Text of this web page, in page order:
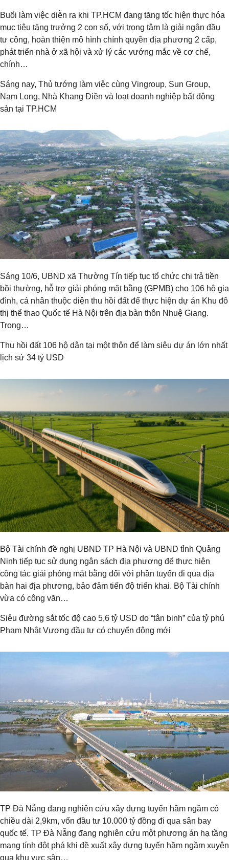
Buổi làm việc diễn ra khi TP.HCM đang tăng tốc hiện thực hóa
mục tiêu tăng trưởng 2 con số, với trọng tâm là giải ngân đầu
tư công, hoàn thiện mô hình chính quyền địa phương 2 cấp,
phát triển nhà ở xã hội và xử lý các vướng mắc về cơ chế,
chính…
Sáng nay, Thủ tướng làm việc cùng Vingroup, Sun Group,
Nam Long, Nhà Khang Điền và loạt doanh nghiệp bất động
sản tại TP.HCM
Sáng 10/6, UBND xã Thường Tín tiếp tục tổ chức chi trả tiền
bồi thường, hỗ trợ giải phóng mặt bằng (GPMB) cho 106 hộ gia
đình, cá nhân thuộc diện thu hồi đất để thực hiện dự án Khu đô
thị thể thao Quốc tế Hà Nội trên địa bàn thôn Nhuệ Giang.
Trong…
Thu hồi đất 106 hộ dân tại một thôn để làm siêu dự án lớn nhất
lịch sử 34 tỷ USD
Bộ Tài chính đề nghị UBND TP Hà Nội và UBND tỉnh Quảng
Ninh tiếp tục sử dụng ngân sách địa phương để thực hiện
công tác giải phóng mặt bằng đối với phần tuyến đi qua địa
bàn hai địa phương, bảo đảm tiến độ triển khai. Bộ Tài chính
vừa có công văn…
Siêu đường sắt tốc độ cao 5,6 tỷ USD do “tân binh” của tỷ phú
Phạm Nhật Vượng đầu tư có chuyển động mới
TP Đà Nẵng đang nghiên cứu xây dựng tuyến hầm ngầm có
chiều dài 2,9km, vốn đầu tư 10.000 tỷ đồng đi qua sân bay
quốc tế. TP Đà Nẵng đang nghiên cứu một phương án hạ tầng
mang tính đột phá khi đề xuất xây dựng tuyến hầm ngầm xuyên
qua khu vực sân…